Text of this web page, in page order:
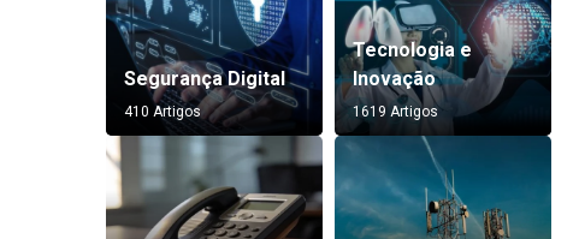
Segurança Digital
410 Artigos
Tecnologia e
Inovação
1619 Artigos